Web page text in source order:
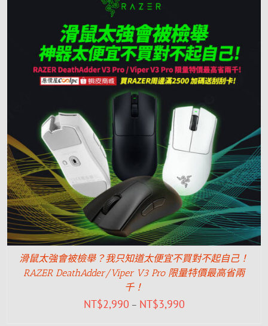
滑鼠太強會被檢舉？我只知道太便宜不買對不起自己！
RAZER DeathAdder/Viper V3 Pro 限量特價最高省兩
千！
NT$2,990 – NT$3,990